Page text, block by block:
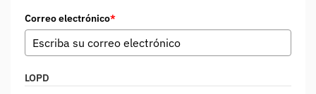
Correo electrónico*
LOPD